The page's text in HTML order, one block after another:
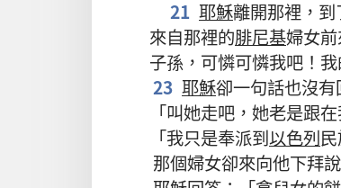
21 耶穌離開那裡 ， 到
來自那裡的腓尼基婦女前
子孫 ， 可憐可憐我吧 ！ 我
23 耶穌卻一句話也沒有
「叫她走吧 ， 她老是跟在
「我只是奉派到以色列
那個婦女卻來向他下拜說